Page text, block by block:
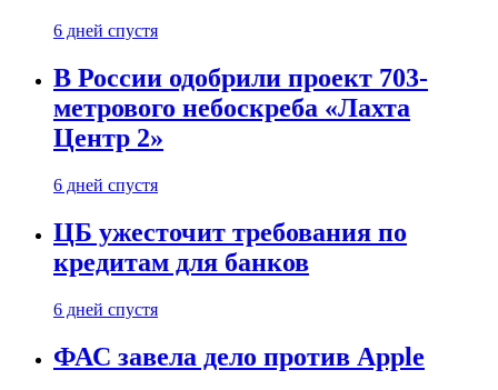
6 дней спустя
В России одобрили проект 703-
метрового небоскреба «Лахта
Центр 2»
6 дней спустя
ЦБ ужесточит требования по
кредитам для банков
6 дней спустя
ФАС завела дело против Apple